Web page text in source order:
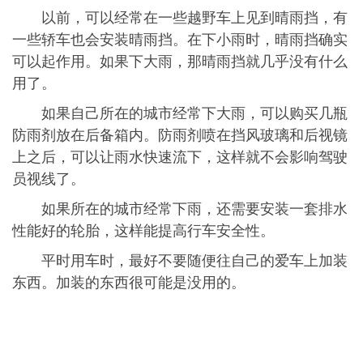
以前，可以经常在一些越野车上见到晴雨挡，有
一些轿车也会安装晴雨挡。在下小雨时，晴雨挡确实
可以起作用。如果下大雨，那晴雨挡就几乎没有什么
用了。
如果自己所在的城市经常下大雨，可以购买几瓶
防雨剂放在后备箱内。防雨剂喷在挡风玻璃和后视镜
上之后，可以让雨水快速流下，这样就不会影响驾驶
员视线了。
如果所在的城市经常下雨，还需要安装一套排水
性能好的轮胎，这样能提高行车安全性。
平时用车时，最好不要随便往自己的爱车上加装
东西。加装的东西很可能是没用的。